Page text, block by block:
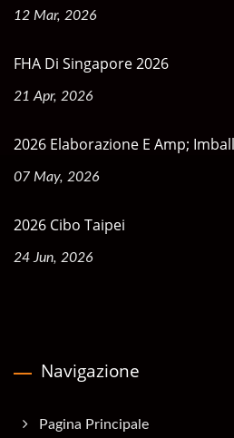
12 Mar, 2026
FHA Di Singapore 2026
21 Apr, 2026
2026 Elaborazione E Amp;
07 May, 2026
2026 Cibo Taipei
24 Jun, 2026
Navigazione
Pagina Principale